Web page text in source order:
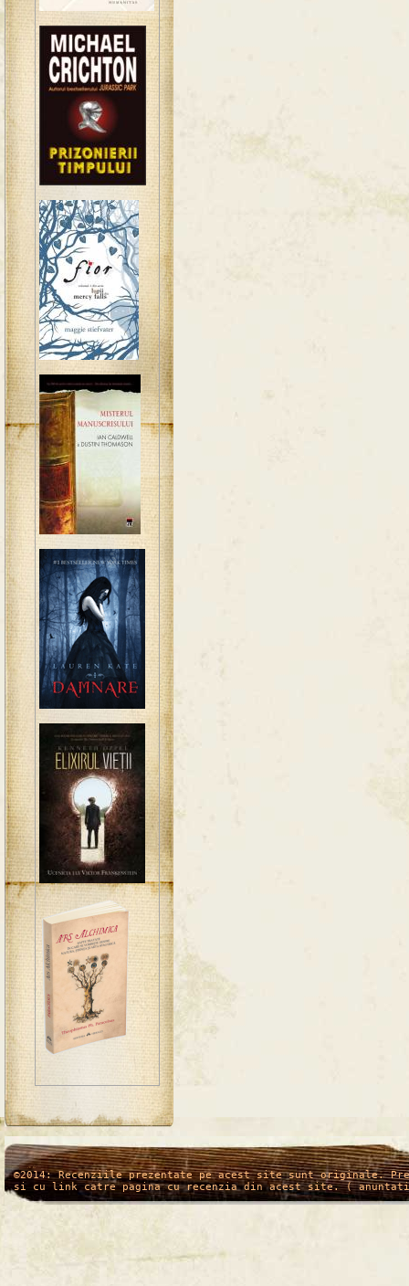
/* */
©2014: Recenziile prezentate pe acest site sunt originale.
si cu link catre pagina cu recenzia din acest site. (